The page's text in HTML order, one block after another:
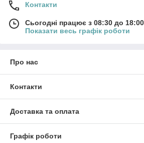
Контакти
Сьогодні працює з 08:30 до 18:00
Показати весь графік роботи
Про нас
Контакти
Доставка та оплата
Графік роботи